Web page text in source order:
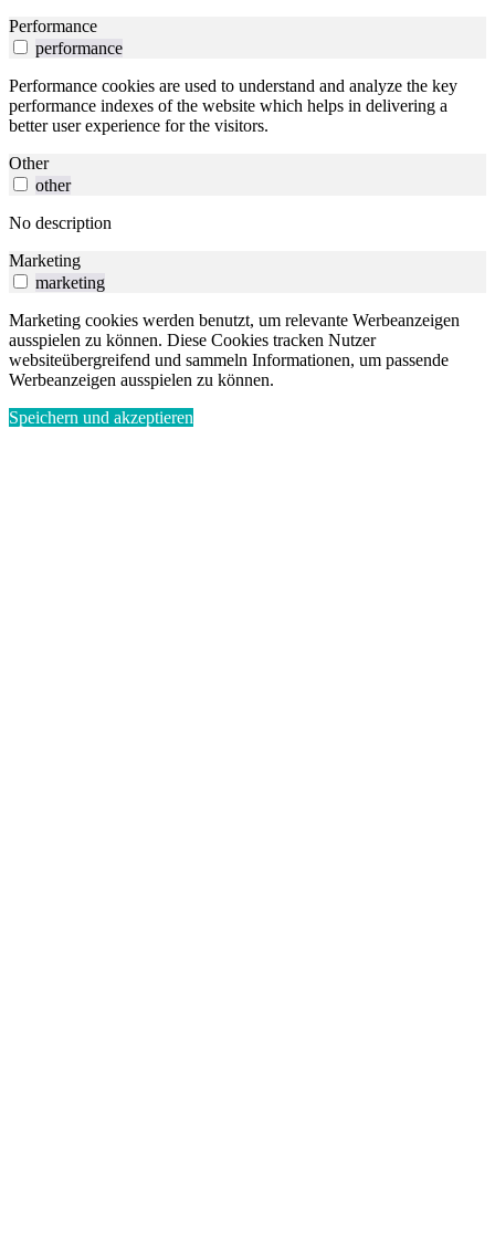
Performance
performance
Performance cookies are used to understand and analyze the key
performance indexes of the website which helps in delivering a
better user experience for the visitors.
Other
other
No description
Marketing
marketing
Marketing cookies werden benutzt, um relevante Werbeanzeigen
ausspielen zu können. Diese Cookies tracken Nutzer
websiteübergreifend und sammeln Informationen, um passende
Werbeanzeigen ausspielen zu können.
Speichern und akzeptieren